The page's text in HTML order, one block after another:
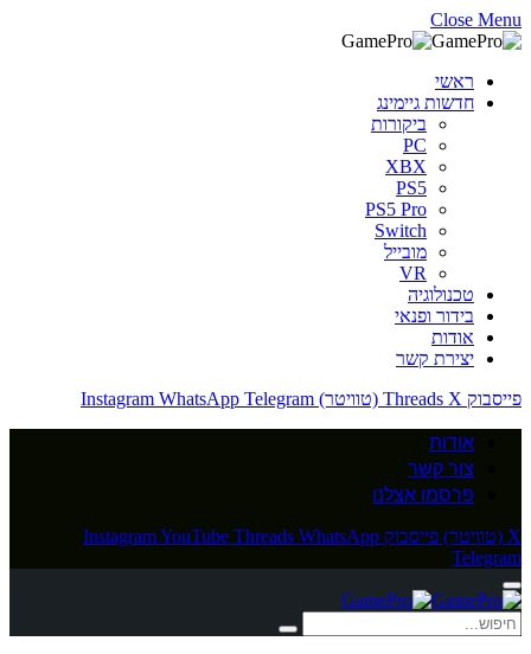
Close Menu
ראשי
חדשות גיימינג
ביקורות
PC
XBX
PS5
PS5 Pro
Switch
מובייל
VR
טכנולוגיה
בידור ופנאי
אודות
יצירת קשר
פייסבוק
Threads X (טוויטר) Instagram WhatsApp Telegram
אודות
צור קשר
פרסמו אצלנו
X (טוויטר) פייסבוק InstagramYouTube Threads WhatsApp
Telegram